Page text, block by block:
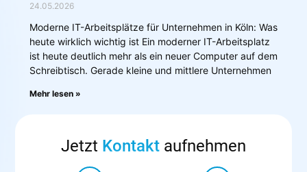
24.05.2026
Moderne IT-Arbeitsplätze für Unternehmen in Köln: Was
heute wirklich wichtig ist Ein moderner IT-Arbeitsplatz
ist heute deutlich mehr als ein neuer Computer auf dem
Schreibtisch. Gerade kleine und mittlere Unternehmen
Mehr lesen »
Jetzt Kontakt aufnehmen